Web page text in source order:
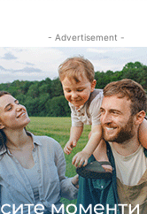
- Advertisement -